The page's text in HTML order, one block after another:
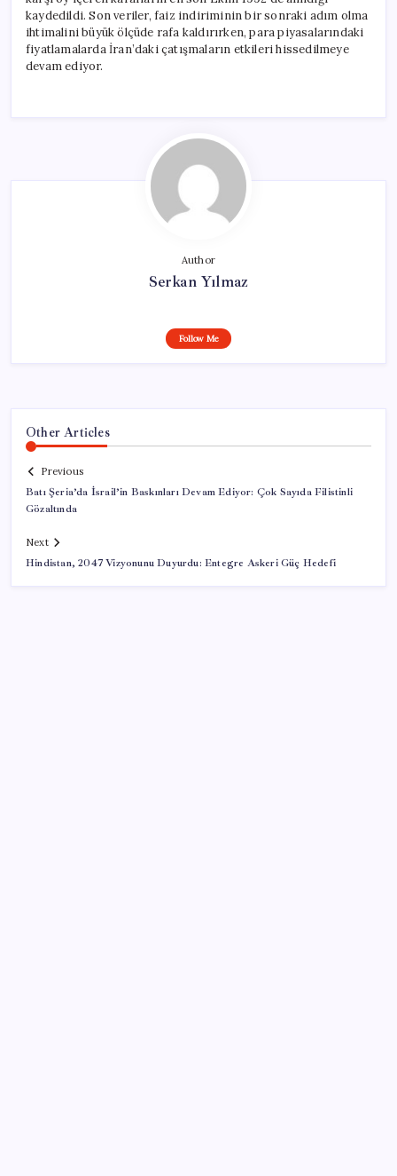
kaydedildi. Son veriler, faiz indiriminin bir sonraki adım olma
ihtimalini büyük ölçüde rafa kaldırırken, para piyasalarındaki
fiyatlamalarda İran’daki çatışmaların etkileri hissedilmeye
devam ediyor.
Author
Serkan Yılmaz
Follow Me
Other Articles
Previous
Batı Şeria’da İsrail’in Baskınları Devam Ediyor: Çok Sayıda Filistinli
Gözaltında
Next
Hindistan, 2047 Vizyonunu Duyurdu: Entegre Askeri Güç Hedefi